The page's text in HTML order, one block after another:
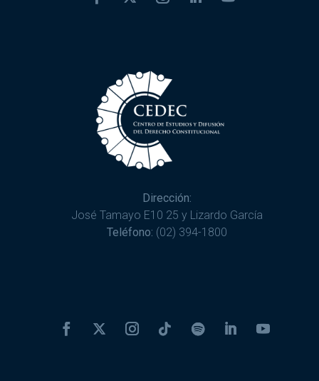
Dirección:
José Tamayo E10 25 y Lizardo García
Teléfono: (02) 394-1800